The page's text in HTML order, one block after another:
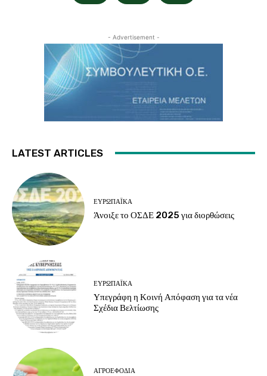
- Advertisement -
LATEST ARTICLES
ΕΥΡΩΠΑΪΚΆ
Άνοιξε το ΟΣΔΕ 2025 για διορθώσεις
ΕΥΡΩΠΑΪΚΆ
Υπεγράφη η Κοινή Απόφαση για τα νέα
Σχέδια Βελτίωσης
ΑΓΡΟΕΦΌΔΙΑ